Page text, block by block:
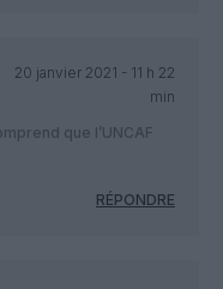
20 janvier 2021 - 11 h 22
min
que l’UNCAF
RÉPONDRE